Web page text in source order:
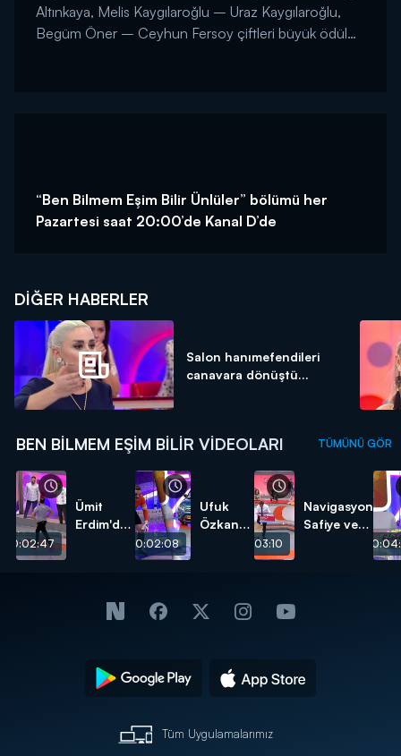
Altınkaya, Melis Kaygılaroğlu – Uraz Kaygılaroğlu,
Begüm Öner – Ceyhun Fersoy çiftleri büyük ödül
“Ben Bilmem Eşim Bilir Ünlüler” bölümü her
Pazartesi saat 20:00’de Kanal D’de
DIĞER HABERLER
Salon hanımefendileri
canavara dönüştü...
BEN BILMEM EŞIM BILIR VIDEOLARI TÜMÜNÜ GÖR
00:02:47
Ümit
Erdim'den
00:02:08
Ufuk
Özkan
00:03:10
Navigasyon
Safiye ve
Tüm Uygulamalarımız